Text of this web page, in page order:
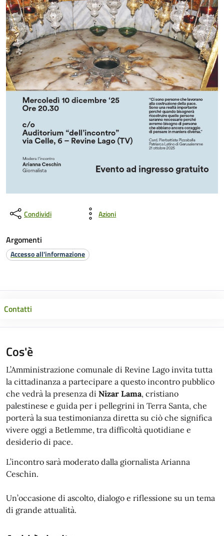
Condividi Azioni
Argomenti
Accesso all'informazione
Contatti
Cos'è
L’Amministrazione comunale di Revine Lago invita tutta
la cittadinanza a partecipare a questo incontro pubblico
che vedrà la presenza di Nizar Lama, cristiano
palestinese e guida per i pellegrini in Terra Santa, che
porterà la sua testimonianza diretta su ciò che significa
vivere oggi a Betlemme, tra difficoltà quotidiane e
desiderio di pace.
L’incontro sarà moderato dalla giornalista Arianna
Ceschin.
Un’occasione di ascolto, dialogo e riflessione su un tema
di grande attualità.